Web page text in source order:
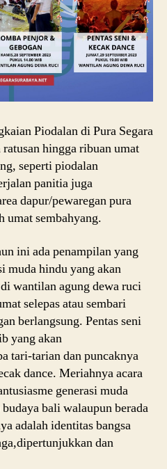
Piodalan di Pura Segara
hingga ribuan umat
seperti piodalan
panitia juga
dapur/pewaregan pura
umat sembahyang.
ini ada penampilan yang
muda hindu yang akan
wantilan agung dewa ruci
selepas atau sembari
berlangsung. Pentas seni
yang akan
tari-tarian dan puncaknya
dance. Meriahnya acara
generasi muda
bali walaupun berada
adalah identitas bangsa
dan